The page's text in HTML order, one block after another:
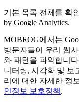
기본 목록 전체를 확
by Google Analytics.
MOBROG에서는
방문자들이 우리 웹
와 패턴을 파악합니
니터링, 시각화 및 보
리에 대한 자세한 정
인정보 보호정책.